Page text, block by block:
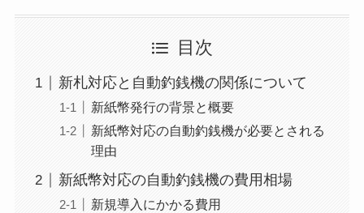
目次
新札対応と自動釣銭機の関係について
新紙幣発行の背景と概要
新紙幣対応の自動釣銭機が必要とされる
理由
新紙幣対応の自動釣銭機の費用相場
新規導入にかかる費用